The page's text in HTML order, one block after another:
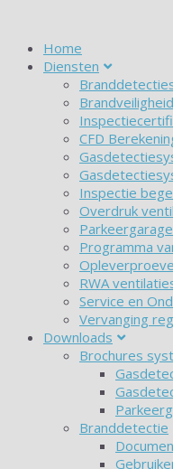
Home
Diensten
CFD
Inspectie
Overdruk
Programma
RWA
Service en
Vervanging
Downloads
Brochures
Branddetectie